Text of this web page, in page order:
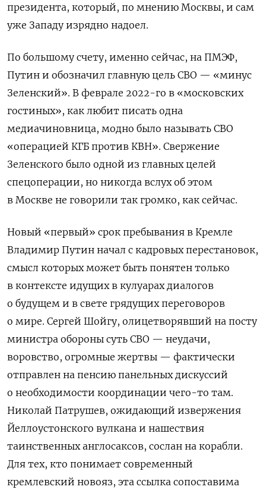
президента, который, по мнению Москвы, и сам
уже Западу изрядно надоел.
По большому счету, именно сейчас, на ПМЭФ,
Путин и обозначил главную цель СВО — «минус
Зеленский». В феврале 2022-го в «московских
гостиных», как любит писать одна
медиачиновница, модно было называть СВО
«операцией КГБ против КВН». Свержение
Зеленского было одной из главных целей
спецоперации, но никогда вслух об этом
в Москве не говорили так громко, как сейчас.
Новый «первый» срок пребывания в Кремле
Владимир Путин начал с кадровых перестановок,
смысл которых может быть понятен только
в контексте идущих в кулуарах диалогов
о будущем и в свете грядущих переговоров
о мире. Сергей Шойгу, олицетворявший на посту
министра обороны суть СВО — неудачи,
воровство, огромные жертвы — фактически
отправлен на пенсию панельных дискуссий
о необходимости координации чего-то там.
Николай Патрушев, ожидающий извержения
Йеллоустонского вулкана и нашествия
таинственных англосаксов, сослан на корабли.
Для тех, кто понимает современный
кремлевский новояз, эта ссылка сопоставима